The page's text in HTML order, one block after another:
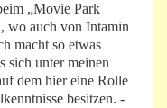
„Movie Park
wo auch von Intamin
macht so etwas
sich unter meinen
dem hier eine Rolle
besitzen. -